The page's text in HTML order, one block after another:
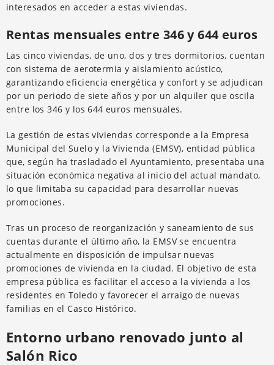
interesados en acceder a estas viviendas.
Rentas mensuales entre 346 y 644 euros
Las cinco viviendas, de uno, dos y tres dormitorios, cuentan
con sistema de aerotermia y aislamiento acústico,
garantizando eficiencia energética y confort y se adjudican
por un periodo de siete años y por un alquiler que oscila
entre los 346 y los 644 euros mensuales.
La gestión de estas viviendas corresponde a la Empresa
Municipal del Suelo y la Vivienda (EMSV), entidad pública
que, según ha trasladado el Ayuntamiento, presentaba una
situación económica negativa al inicio del actual mandato,
lo que limitaba su capacidad para desarrollar nuevas
promociones.
Tras un proceso de reorganización y saneamiento de sus
cuentas durante el último año, la EMSV se encuentra
actualmente en disposición de impulsar nuevas
promociones de vivienda en la ciudad. El objetivo de esta
empresa pública es facilitar el acceso a la vivienda a los
residentes en Toledo y favorecer el arraigo de nuevas
familias en el Casco Histórico.
Entorno urbano renovado junto al
Salón Rico